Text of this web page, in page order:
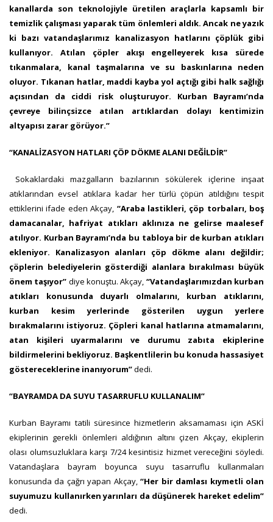
kanallarda son teknolojiyle üretilen araçlarla kapsamlı bir
temizlik çalışması yaparak tüm önlemleri aldık. Ancak ne yazık
ki bazı vatandaşlarımız kanalizasyon hatlarını çöplük gibi
kullanıyor. Atılan çöpler akışı engelleyerek kısa sürede
tıkanmalara, kanal taşmalarına ve su baskınlarına neden
oluyor. Tıkanan hatlar, maddi kayba yol açtığı gibi halk sağlığı
açısından da ciddi risk oluşturuyor. Kurban Bayramı’nda
çevreye bilinçsizce atılan artıklardan dolayı kentimizin
altyapısı zarar görüyor.”
“KANALİZASYON HATLARI ÇÖP DÖKME ALANI DEĞİLDİR”
Sokaklardaki mazgalların bazılarının sökülerek içlerine inşaat
atıklarından evsel atıklara kadar her türlü çöpün atıldığını tespit
ettiklerini ifade eden Akçay, “Araba lastikleri, çöp torbaları, boş
damacanalar, hafriyat atıkları aklınıza ne gelirse maalesef
atılıyor. Kurban Bayramı’nda bu tabloya bir de kurban atıkları
ekleniyor. Kanalizasyon alanları çöp dökme alanı değildir;
çöplerin belediyelerin gösterdiği alanlara bırakılması büyük
önem taşıyor” diye konuştu. Akçay, “Vatandaşlarımızdan kurban
atıkları konusunda duyarlı olmalarını, kurban atıklarını,
kurban kesim yerlerinde gösterilen uygun yerlere
bırakmalarını istiyoruz. Çöpleri kanal hatlarına atmamalarını,
atan kişileri uyarmalarını ve durumu zabıta ekiplerine
bildirmelerini bekliyoruz. Başkentlilerin bu konuda hassasiyet
göstereceklerine inanıyorum”dedi.
“BAYRAMDA DA SUYU TASARRUFLU KULLANALIM”
Kurban Bayramı tatili süresince hizmetlerin aksamaması için ASKİ
ekiplerinin gerekli önlemleri aldığının altını çizen Akçay, ekiplerin
olası olumsuzluklara karşı 7/24 kesintisiz hizmet vereceğini söyledi.
Vatandaşlara bayram boyunca suyu tasarruflu kullanmaları
konusunda da çağrı yapan Akçay,“Her bir damlası kıymetli olan
suyumuzu kullanırken yarınları da düşünerek hareket edelim”
dedi.